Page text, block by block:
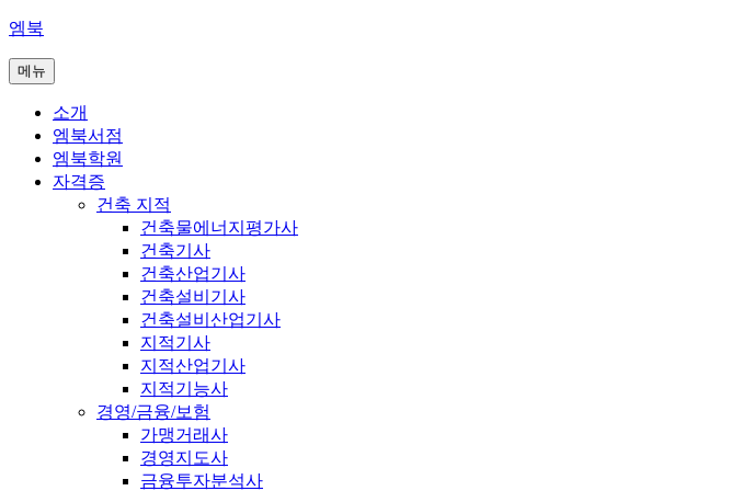
콘
츠
엠북
메뉴
소개
엠북서점
엠북학원
자격증
건축 지적
건축물에너지평가사
건축기사
건축산업기사
건축설비기사
건축설비산업기사
지적기사
지적산업기사
지적기능사
경영/금융/보험
가맹거래사
경영지도사
금융투자분석사